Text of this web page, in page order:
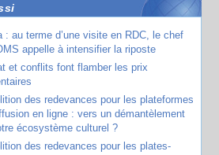
: au terme d’une visite en RDC, le chef
appelle à intensifier la riposte
et conflits font flamber les prix
des redevances pour les plateformes
en ligne : vers un démantèlement
écosystème culturel ?
des redevances pour les plates-